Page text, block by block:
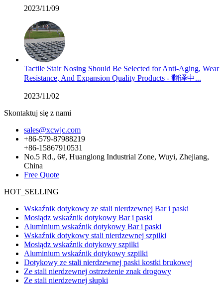
2023/11/09
Tactile Stair Nosing Should Be Selected for Anti-Aging, Wear
Resistance, And Expansion Quality Products - 翻译中...
2023/11/02
Skontaktuj się z nami
sales@xcwjc.com
+86-579-87988219
+86-15867910531
No.5 Rd., 6#, Huanglong Industrial Zone, Wuyi, Zhejiang,
China
Free Quote
HOT_SELLING
Wskaźnik dotykowy ze stali nierdzewnej Bar i paski
Mosiądz wskaźnik dotykowy Bar i paski
Aluminium wskaźnik dotykowy Bar i paski
Wskaźnik dotykowy stali nierdzewnej szpilki
Mosiądz wskaźnik dotykowy szpilki
Aluminium wskaźnik dotykowy szpilki
Dotykowy ze stali nierdzewnej paski kostki brukowej
Ze stali nierdzewnej ostrzeżenie znak drogowy
Ze stali nierdzewnej słupki